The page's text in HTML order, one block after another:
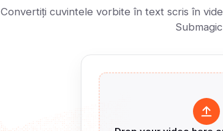
Convertiți cuvintele vorbite în text scris în